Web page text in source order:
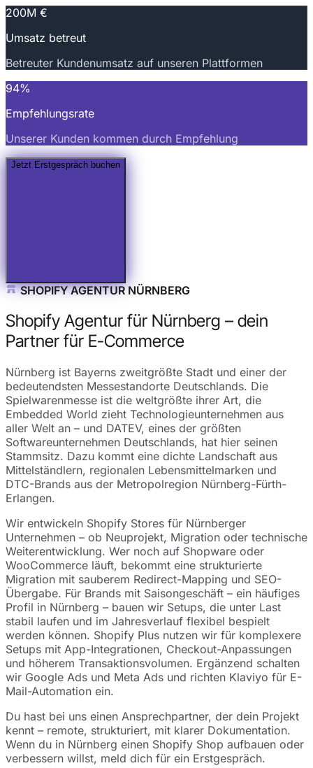
200M €
Umsatz betreut
Betreuter Kundenumsatz auf unseren Plattformen
94%
Empfehlungsrate
Unserer Kunden kommen durch Empfehlung
Jetzt Erstgespräch buchen
SHOPIFY AGENTUR NÜRNBERG
Shopify Agentur für Nürnberg – dein
Partner für E-Commerce
Nürnberg ist Bayerns zweitgrößte Stadt und einer der
bedeutendsten Messestandorte Deutschlands. Die
Spielwarenmesse ist die weltgrößte ihrer Art, die
Embedded World zieht Technologieunternehmen aus
aller Welt an – und DATEV, eines der größten
Softwareunternehmen Deutschlands, hat hier seinen
Stammsitz. Dazu kommt eine dichte Landschaft aus
Mittelständlern, regionalen Lebensmittelmarken und
DTC-Brands aus der Metropolregion Nürnberg-Fürth-
Erlangen.
Wir entwickeln Shopify Stores für Nürnberger
Unternehmen – ob Neuprojekt, Migration oder technische
Weiterentwicklung. Wer noch auf Shopware oder
WooCommerce läuft, bekommt eine strukturierte
Migration mit sauberem Redirect-Mapping und SEO-
Übergabe. Für Brands mit Saisongeschäft – ein häufiges
Profil in Nürnberg – bauen wir Setups, die unter Last
stabil laufen und im Jahresverlauf flexibel bespielt
werden können. Shopify Plus nutzen wir für komplexere
Setups mit App-Integrationen, Checkout-Anpassungen
und höherem Transaktionsvolumen. Ergänzend schalten
wir Google Ads und Meta Ads und richten Klaviyo für E-
Mail-Automation ein.
Du hast bei uns einen Ansprechpartner, der dein Projekt
kennt – remote, strukturiert, mit klarer Dokumentation.
Wenn du in Nürnberg einen Shopify Shop aufbauen oder
verbessern willst, meld dich für ein Erstgespräch.